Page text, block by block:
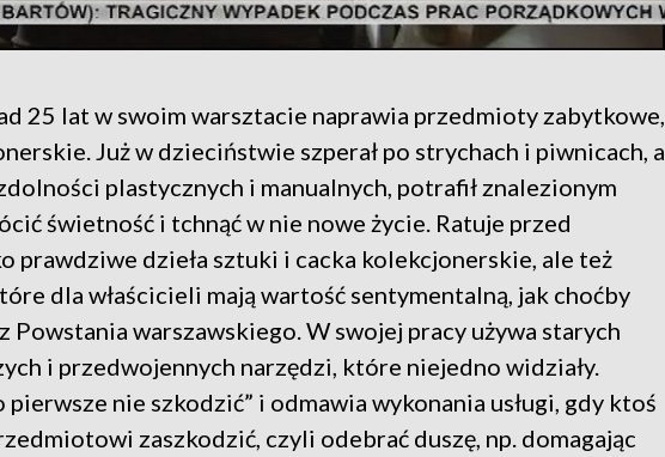
25 lat w swoim warsztacie naprawia przedmioty zabytkowe,
Już w dzieciństwie szperał po strychach i piwnicach, a
plastycznych i manualnych, potrafił znalezionym
świetność i tchnąć w nie nowe życie. Ratuje przed
prawdziwe dzieła sztuki i cacka kolekcjonerskie, ale też
dla właścicieli mają wartość sentymentalną, jak choćby
Powstania warszawskiego. W swojej pracy używa starych
i przedwojennych narzędzi, które niejedno widziały.
pierwsze nie szkodzić” i odmawia wykonania usługi, gdy ktoś
zaszkodzić, czyli odebrać duszę, np. domagając